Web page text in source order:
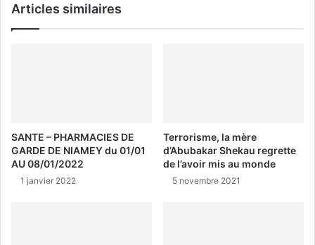
Articles similaires
SANTE – PHARMACIES DE
GARDE DE NIAMEY du 01/01
AU 08/01/2022
1 janvier 2022
Terrorisme, la mère
d’Abubakar Shekau regrette
de l’avoir mis au monde
5 novembre 2021